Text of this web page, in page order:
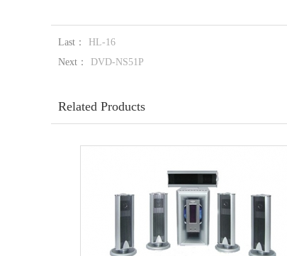
Last：
HL-16
Next：
DVD-NS51P
Related Products